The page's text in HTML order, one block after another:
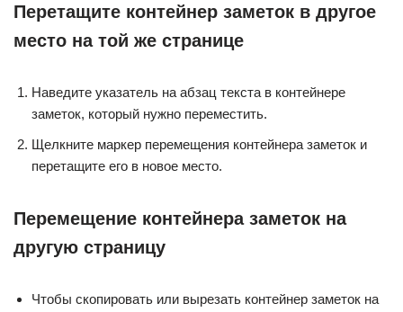
Перетащите контейнер заметок в другое
место на той же странице
Наведите указатель на абзац текста в контейнере
заметок, который нужно переместить.
Щелкните маркер перемещения контейнера заметок и
перетащите его в новое место.
Перемещение контейнера заметок на
другую страницу
Чтобы скопировать или вырезать контейнер заметок на